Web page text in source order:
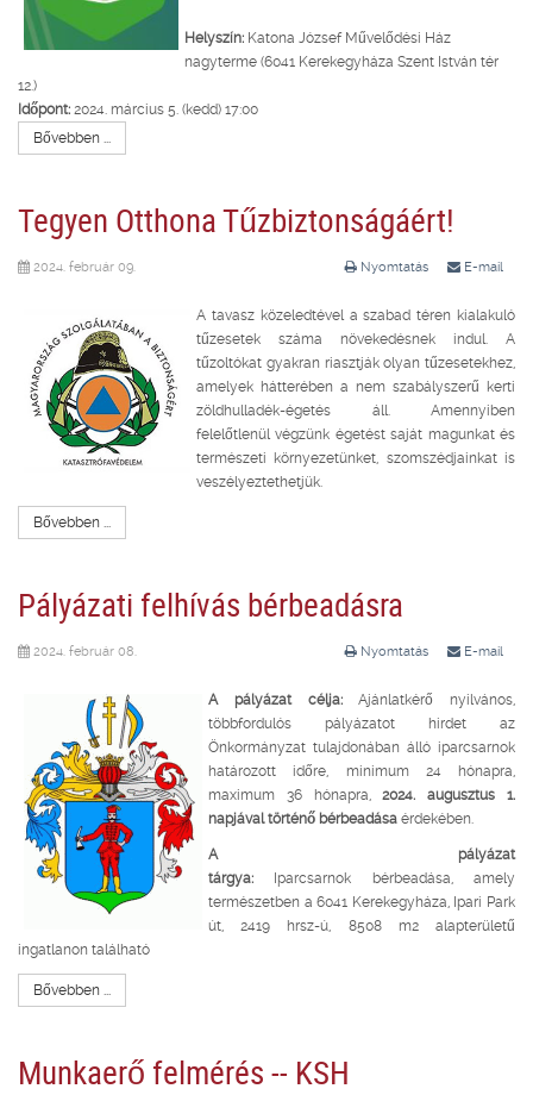
Helyszín: Katona József Művelődési Ház
nagyterme (6041 Kerekegyháza Szent István tér
12.)
Időpont: 2024. március 5. (kedd) 17:00
Bővebben ...
Tegyen Otthona Tűzbiztonságáért!
Nyomtatás E-mail
2024. február 09.
A tavasz közeledtével a szabad téren kialakuló
tűzesetek száma növekedésnek indul. A
tűzoltókat gyakran riasztják olyan tűzesetekhez,
amelyek hátterében a nem szabályszerű kerti
zöldhulladék-égetés áll. Amennyiben
felelőtlenül végzünk égetést saját magunkat és
természeti környezetünket, szomszédjainkat is
veszélyeztethetjük.
Bővebben ...
Pályázati felhívás bérbeadásra
Nyomtatás E-mail
2024. február 08.
A pályázat célja:Ajánlatkérő nyilvános,
többfordulós pályázatot hirdet az
Önkormányzat tulajdonában álló iparcsarnok
határozott időre, minimum 24 hónapra,
maximum 36 hónapra,
2024. augusztus 1.
napjával történő bérbeadása érdekében.
A pályázat
tárgya: Iparcsarnok bérbeadása, amely
természetben a 6041 Kerekegyháza, Ipari Park
út, 2419 hrsz-ú, 8508 m2 alapterületű
ingatlanon található
Bővebben ...
Munkaerő felmérés -- KSH